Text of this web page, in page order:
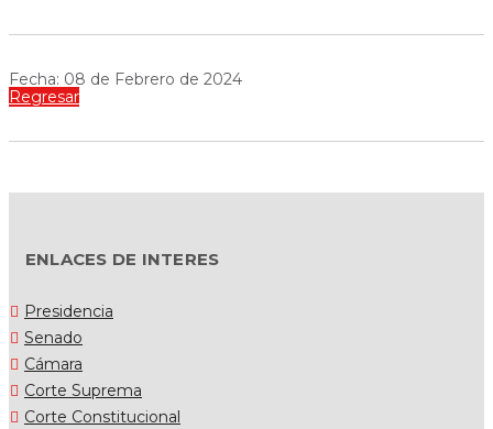
Fecha: 08 de Febrero de 2024
Regresar
ENLACES DE INTERES
Presidencia
Senado
Cámara
Corte Suprema
Corte Constitucional